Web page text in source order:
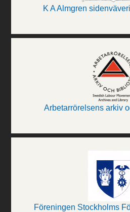
K A Almgren
Arbetarrörelsens arkiv
Föreningen Stockholms